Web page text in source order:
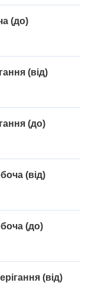
(до)
(від)
(до)
(від)
(до)
(від)